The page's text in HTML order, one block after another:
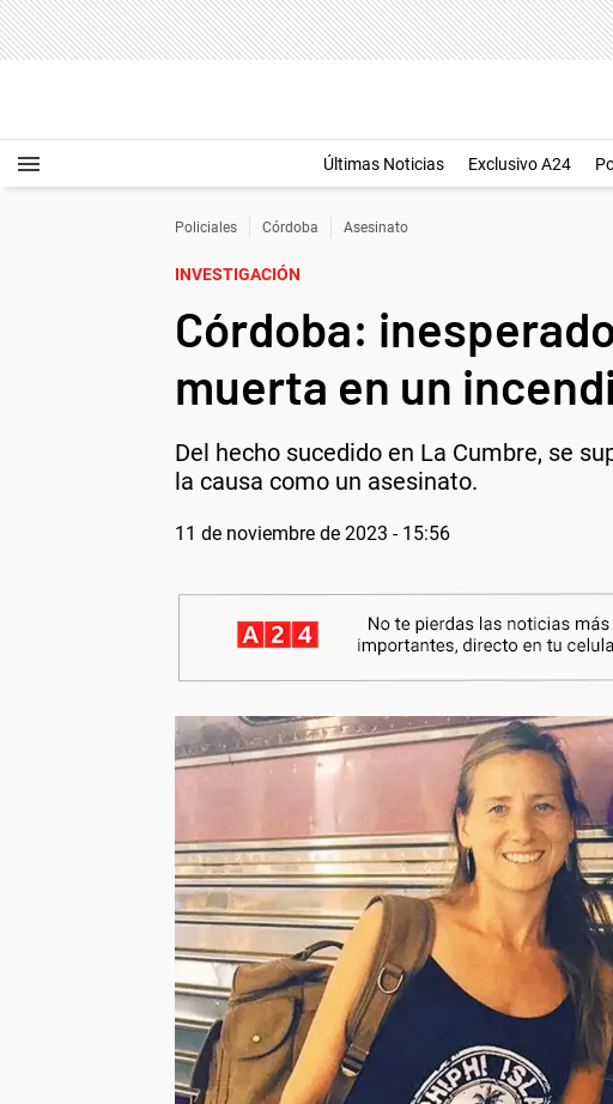
Últimas Noticias Exclusivo A24
Policiales Córdoba Asesinato
INVESTIGACIÓN
Córdoba:
muerta en un
Del hecho sucedido en La Cumbre, se
la causa como un asesinato.
11 de noviembre de 2023 - 15:56